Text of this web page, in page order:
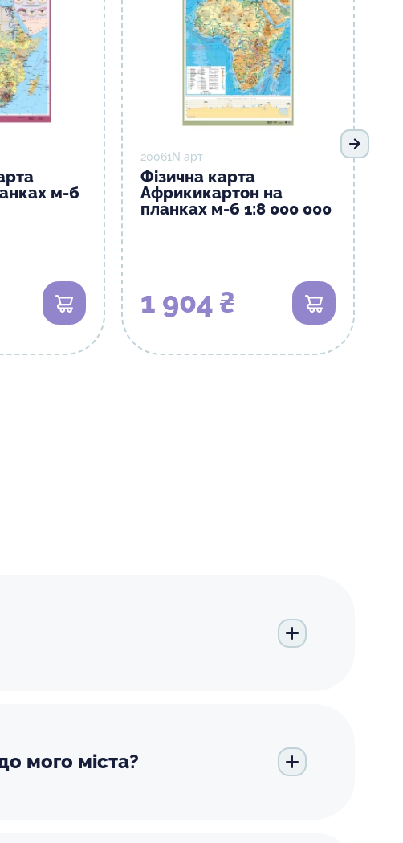
м-б
В кошик
20061N арт
Фізична карта
Африкикартон на
планках м-б 1:8 000 000
1 904 ₴ В кошик
мого міста?